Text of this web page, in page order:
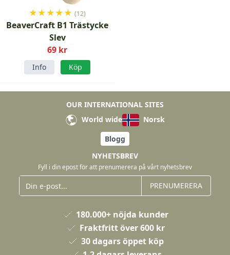
★★★★★ (12)
BeaverCraft B1 Trästycke
Slev
69 kr
Info Köp
OUR INTERNATIONAL SITES
World wide
Norsk
Blogg
NYHETSBREV
Fyll i din epost för att prenumerera på vårt nyhetsbrev
PRENUMERERA
180.000+ nöjda kunder
Fraktfritt över 600 kr
30 dagars öppet köp